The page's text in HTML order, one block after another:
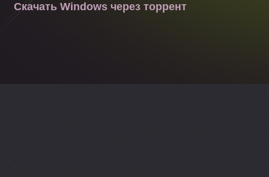
Скачать Windows через торрент